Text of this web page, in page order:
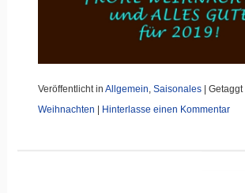
Veröffentlicht in Allgemein, Saisonales
Getaggt
Weihnachten
Hinterlasse einen Kommentar